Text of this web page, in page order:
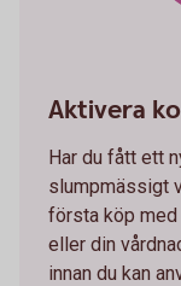
Aktivera
Har du fått ett
slumpmässigt
första köp med
eller din
innan du kan